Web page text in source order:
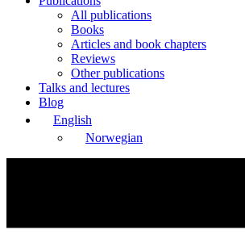
All publications
Books
Articles and book chapters
Reviews
Other publications
Talks and lectures
Blog
English
Norwegian